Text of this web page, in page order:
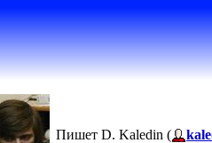
Пишет D. Kaledin (